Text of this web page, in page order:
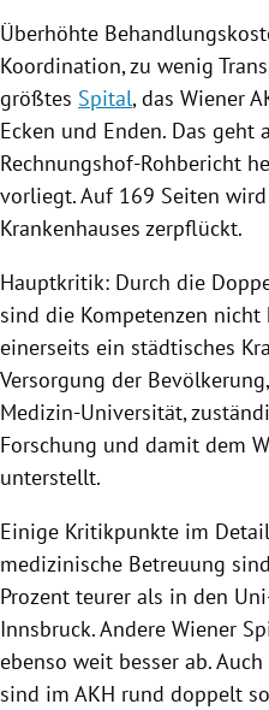
Untermenü
Untermenü
Untermenü
Untermenü
Untermenü
Untermenü
Überhöhte
Koordination, zu wenig
größtes Spital, das Wiener
Ecken und Enden. Das geht
Rechnungshof-Rohbericht
vorliegt. Auf 169 Seiten
Krankenhauses zerpflückt.
Hauptkritik: Durch die
sind die Kompetenzen
einerseits ein städtisches
Versorgung der
Medizin-Universität,
Forschung und damit dem
unterstellt.
Einige Kritikpunkte im
medizinische Betreuung
Prozent teurer als in den
Innsbruck. Andere Wiener
ebenso weit besser ab.
sind im AKH rund doppelt